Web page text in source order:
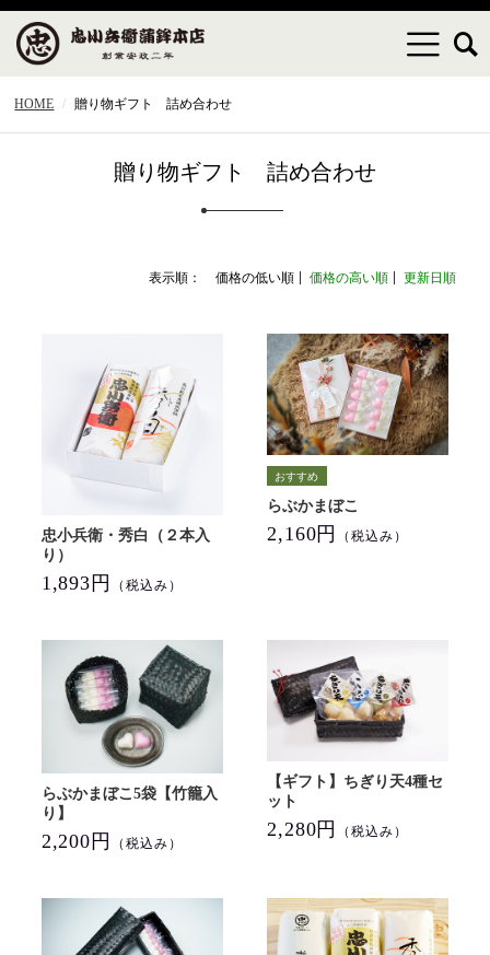
HOME 贈り物ギフト 詰め合わせ
贈り物ギフト 詰め合わせ
表示順： 価格の低い順 価格の高い順 更新日順
忠小兵衛・秀白（２本入
り）
1,893円 （税込み）
らぶかまぼこ
2,160円 （税込み）
らぶかまぼこ5袋【竹籠入
り】
2,200円 （税込み）
【ギフト】ちぎり天4種セ
ット
2,280円 （税込み）